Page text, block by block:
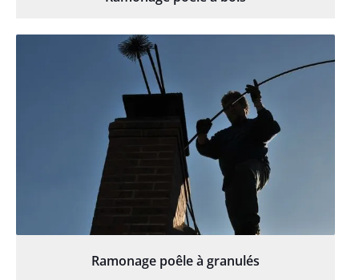
Ramonage poêle à granulés